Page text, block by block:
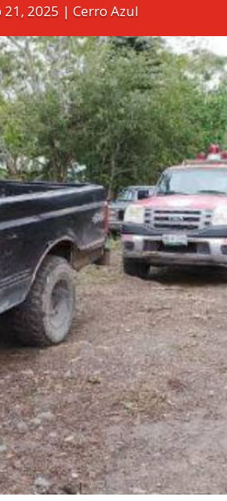
21, 2025 Cerro Azul